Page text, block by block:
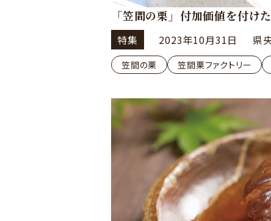
「笠間の栗」付加価値を付け
特集 2023年10月31日 県
笠間の栗 笠間栗ファクトリー